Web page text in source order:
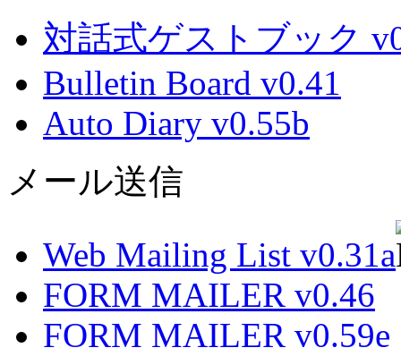
対話式ゲストブック
Bulletin Board v0.41
Auto Diary v0.55b
メール送信
Web Mailing List v0.31a
FORM MAILER v0.46
FORM MAILER v0.59e